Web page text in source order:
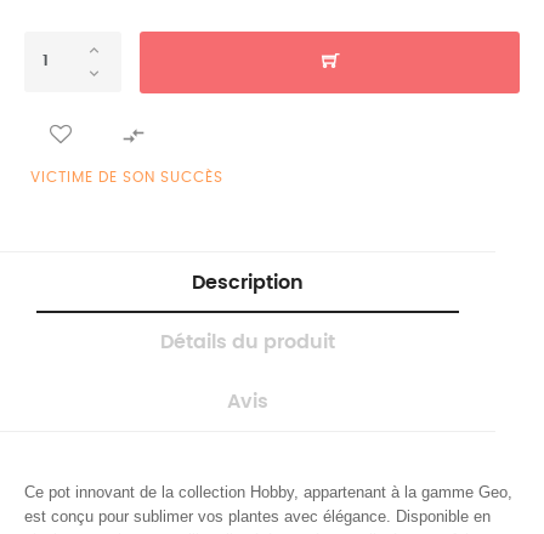

VICTIME DE SON SUCCÈS
Description
Détails du produit
Avis
Ce pot innovant de la collection Hobby, appartenant à la gamme Geo,
est conçu pour sublimer vos plantes avec élégance. Disponible en